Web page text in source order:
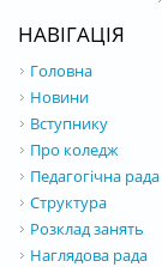
НАВІГАЦІЯ
Головна
Новини
Вступнику
Про коледж
Педагогічна рада
Структура
Розклад занять
Наглядова рада